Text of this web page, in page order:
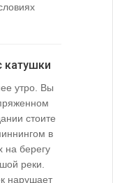
катушки
утро. Вы
стоите
в
на берегу
реки.
нарушает